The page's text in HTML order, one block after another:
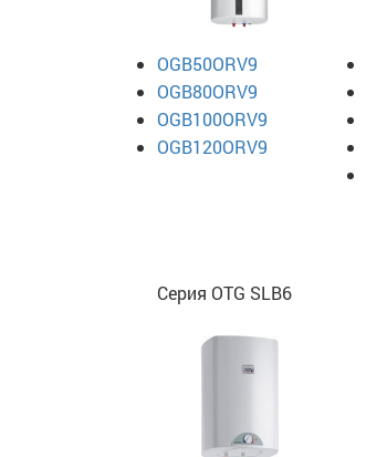
OGB50ORV9
OGB80ORV9
OGB100ORV9
OGB120ORV9
Серия OTG SLB6